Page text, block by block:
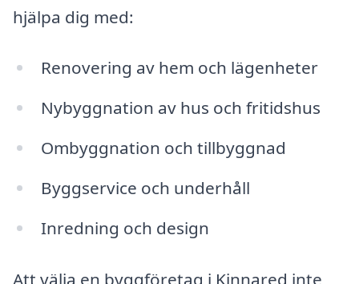
hjälpa dig med:
Renovering av hem och lägenheter
Nybyggnation av hus och fritidshus
Ombyggnation och tillbyggnad
Byggservice och underhåll
Inredning och design
Att välja en byggföretag i Kinnared inte